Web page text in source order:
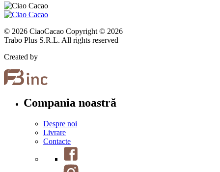
© 2026 CiaoCacao Copyright © 2026
Trabo Plus S.R.L. All rights reserved
Created by
Compania noastră
Despre noi
Livrare
Contacte